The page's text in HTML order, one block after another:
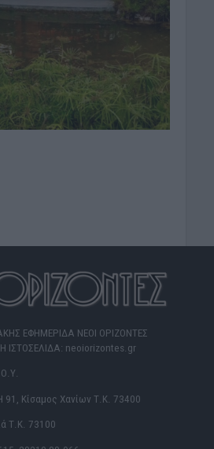
ΕΦΗΜΕΡΙΔΑ ΝΕΟΙ ΟΡΙΖΟΝΤΕΣ
ΙΣΤΟΣΕΛΙΔΑ: neoiorizontes.gr
Κίσαμος Χανίων Τ.Κ. 73400
Τ.Κ. 73100